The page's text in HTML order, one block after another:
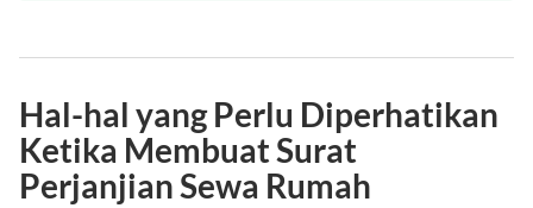
Hal-hal yang Perlu Diperhatikan
Ketika Membuat Surat
Perjanjian Sewa Rumah